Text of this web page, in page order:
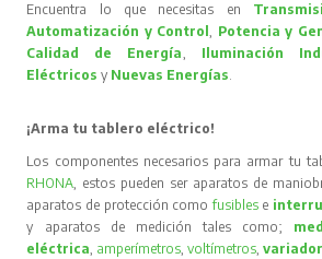
Encuentra lo que necesitas en
Automatización y Control, Potencia y
Calidad de Energía, Iluminación
Eléctricos y Nuevas Energías.
¡Arma tu tablero eléctrico!
Los componentes necesarios para armar tu
RHONA, estos pueden ser aparatos de
aparatos de protección comofusibles e
y aparatos de medición tales como;
eléctrica, amperímetros,voltímetros,